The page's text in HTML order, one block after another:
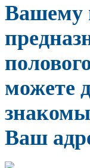
Вашему
можете
Ваш